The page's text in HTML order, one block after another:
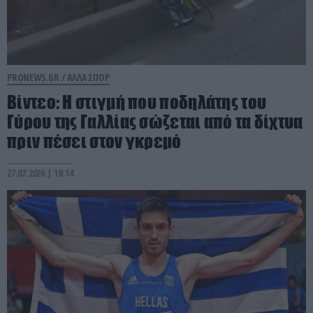
PRONEWS.GR /ΑΛΛΑ ΣΠΟΡ
Βίντεο: Η στιγμή που ποδηλάτης του
Γύρου της Γαλλίας σώζεται από τα δίχτυα
πριν πέσει στον γκρεμό
27.07.2026 | 18:14